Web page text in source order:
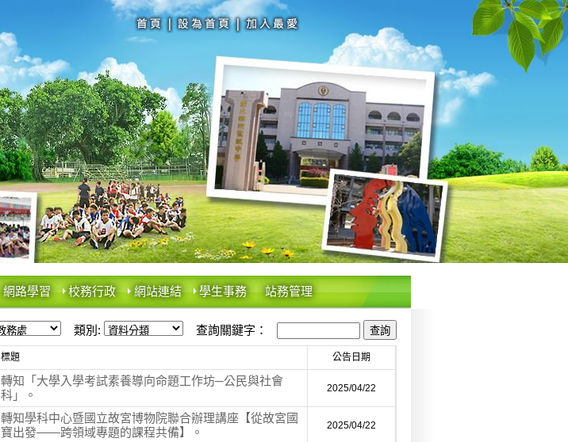
網路學習 校務行政 網站連結 學生事務 站務管理
類別: 查詢關鍵字：
標題 公告日期
轉知「大學入學考試素養導向命題工作坊─公民與社會
科」。
2025/04/22
轉知學科中心暨國立故宮博物院聯合辦理講座【從故宮國
寶出發——跨領域專題的課程共備】。
2025/04/22